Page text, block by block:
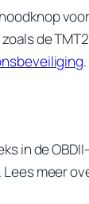
voor
de
.
in de
meer